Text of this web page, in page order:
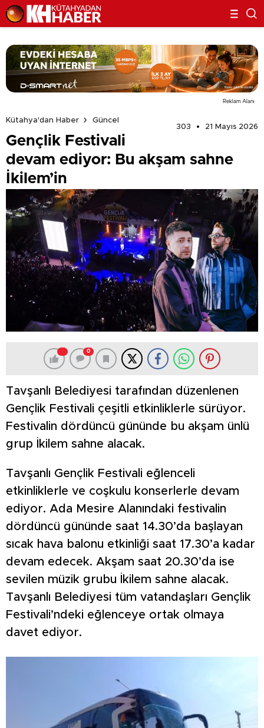
Reklam Alanı
Kütahya'dan Haber
Güncel
303
21 Mayıs 2026
Gençlik Festivali
devam ediyor: Bu akşam sahne
İkilem’in
0
Tavşanlı Belediyesi tarafından düzenlenen
Gençlik Festivali çeşitli etkinliklerle sürüyor.
Festivalin dördüncü gününde bu akşam ünlü
grup İkilem sahne alacak.
Tavşanlı Gençlik Festivali eğlenceli
etkinliklerle ve coşkulu konserlerle devam
ediyor. Ada Mesire Alanındaki festivalin
dördüncü gününde saat 14.30’da başlayan
sıcak hava balonu etkinliği saat 17.30’a kadar
devam edecek. Akşam saat 20.30’da ise
sevilen müzik grubu İkilem sahne alacak.
Tavşanlı Belediyesi tüm vatandaşları Gençlik
Festivali’ndeki eğlenceye ortak olmaya
davet ediyor.